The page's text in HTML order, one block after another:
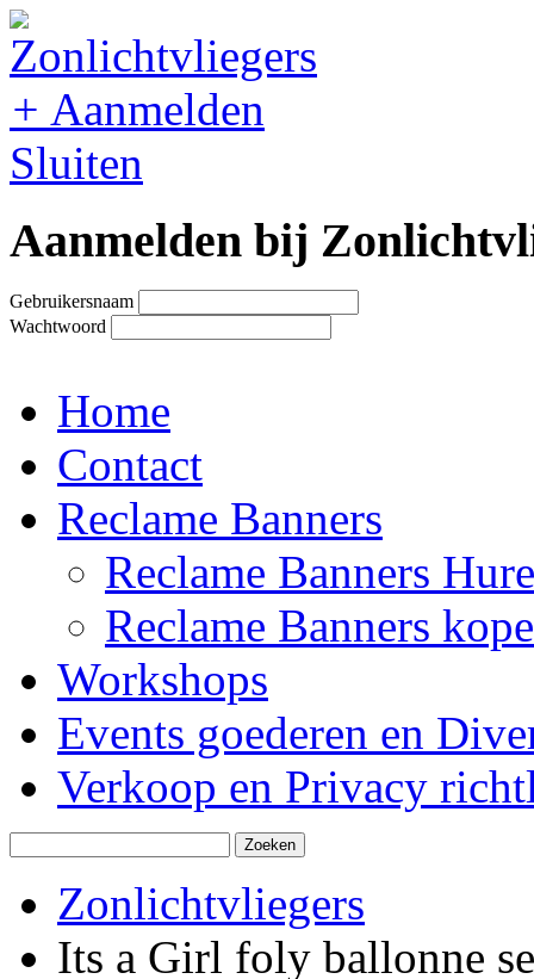
+ Aanmelden
Sluiten
Aanmelden bij
Gebruikersnaam
Wachtwoord
Home
Contact
Reclame Banners
Reclame Banners
Reclame Banners
Workshops
Events goederen en
Verkoop en Privacy
Zonlichtvliegers
Its a Girl foly ballonne